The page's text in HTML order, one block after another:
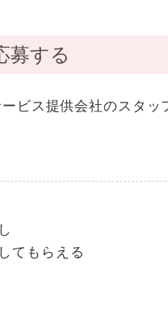
募する
ビス提供会社のスタッ
てもらえる